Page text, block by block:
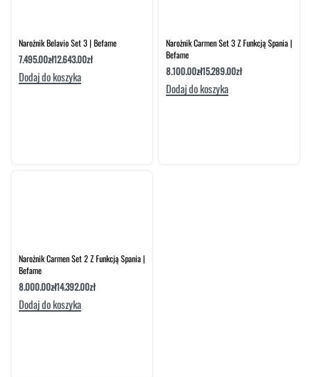
Narożnik Belavio Set 3 | Befame
7.495.00zł12.643.00zł
Dodaj do koszyka
Narożnik Carmen Set 3 Z Funkcją Spania |
Befame
8.100.00zł15.289.00zł
Dodaj do koszyka
Narożnik Carmen Set 2 Z Funkcją Spania |
Befame
8.000.00zł14.392.00zł
Dodaj do koszyka